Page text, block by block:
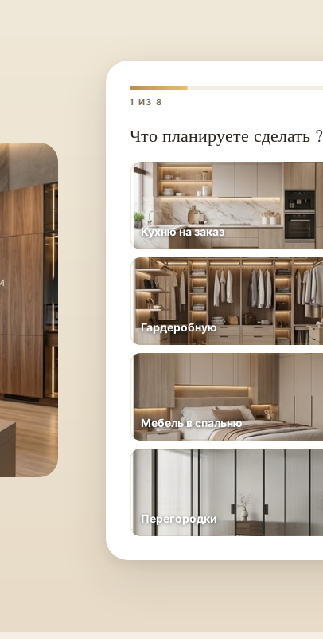
1 ИЗ 8
Что планируете сделать ?
Кухню на заказ
Гардеробную
Мебель в спальню
Перегородки